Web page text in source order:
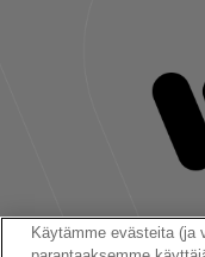
Käytämme evästeita (ja